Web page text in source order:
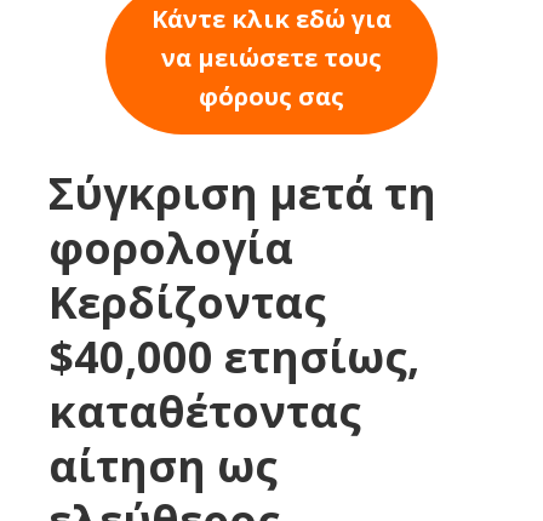
Κάντε κλικ εδώ για
να μειώσετε τους
φόρους σας
Σύγκριση μετά τη
φορολογία
Κερδίζοντας
$40,000 ετησίως,
καταθέτοντας
αίτηση ως